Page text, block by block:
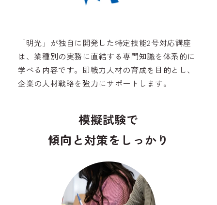
「明光」が独自に開発した特定技能2号対応講座
は、業種別の実務に直結する専門知識を体系的に
学べる内容です。即戦力人材の育成を目的とし、
企業の人材戦略を強力にサポートします。
模擬試験で
傾向と対策をしっかり